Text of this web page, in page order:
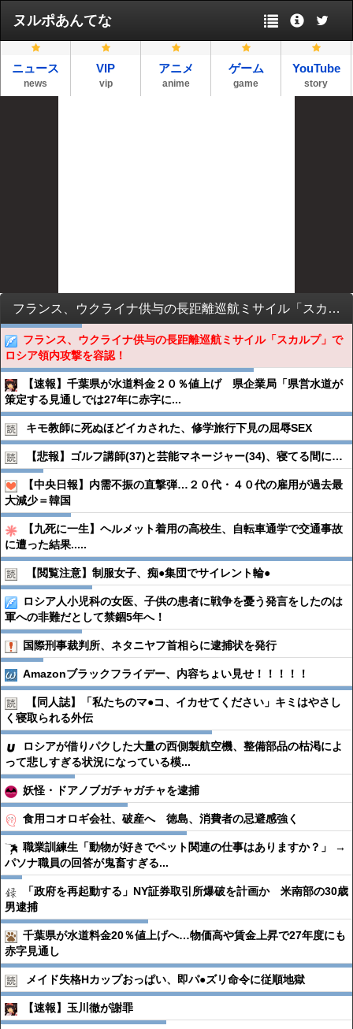
ヌルポあんてな
ニュース
news
VIP
vip
アニメ
anime
ゲーム
game
YouTube
story
フランス、ウクライナ供与の長距離巡航ミサイル「スカルプ」でロシア領内攻撃を容認！
フランス、ウクライナ供与の長距離巡航ミサイル「スカルプ」で
ロシア領内攻撃を容認！
【速報】千葉県が水道料金２０％値上げ 県企業局「県営水道が
策定する見通しでは27年に赤字に...
キモ教師に死ぬほどイカされた、修学旅行下見の屈辱SEX
【悲報】ゴルフ講師(37)と芸能マネージャー(34)、寝てる間に…
【中央日報】内需不振の直撃弾…２０代・４０代の雇用が過去最
大減少＝韓国
【九死に一生】ヘルメット着用の高校生、自転車通学で交通事故
に遭った結果.....
【閲覧注意】制服女子、痴●︎集団でサイレント輪●︎
ロシア人小児科の女医、子供の患者に戦争を憂う発言をしたのは
軍への非難だとして禁錮5年へ！
国際刑事裁判所、ネタニヤフ首相らに逮捕状を発行
Amazonブラックフライデー、内容ちょい見せ！！！！！
【同人誌】「私たちのマ●︎コ、イカせてください」キミはやさし
く寝取られる外伝
ロシアが借りパクした大量の西側製航空機、整備部品の枯渇によ
って悲しすぎる状況になっている模...
妖怪・ドアノブガチャガチャを逮捕
食用コオロギ会社、破産へ 徳島、消費者の忌避感強く
職業訓練生「動物が好きでペット関連の仕事はありますか？」 →
パソナ職員の回答が鬼畜すぎる...
「政府を再起動する」NY証券取引所爆破を計画か 米南部の30歳
男逮捕
千葉県が水道料金20％値上げへ…物価高や賃金上昇で27年度にも
赤字見通し
メイド失格Hカップおっぱい、即パ●︎ズリ命令に従順地獄
【速報】玉川徹が謝罪